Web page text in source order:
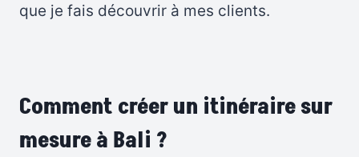
que je fais découvrir à mes clients.
Comment créer un itinéraire sur
mesure à Bali ?